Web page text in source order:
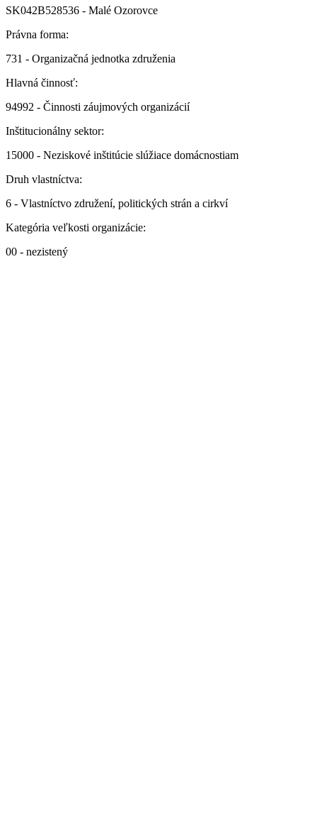
SK042B528536 - Malé Ozorovce
Právna forma:
731 - Organizačná jednotka združenia
Hlavná činnosť:
94992 - Činnosti záujmových organizácií
Inštitucionálny sektor:
15000 - Neziskové inštitúcie slúžiace domácnostiam
Druh vlastníctva:
6 - Vlastníctvo združení, politických strán a cirkví
Kategória veľkosti organizácie:
00 - nezistený